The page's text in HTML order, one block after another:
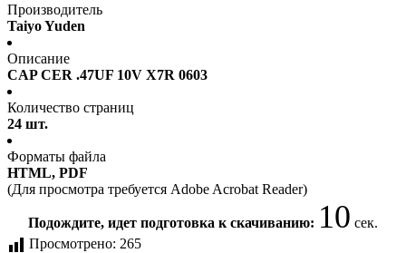
Производитель
Taiyo Yuden
Описание
CAP CER .47UF 10V X7R 0603
Количество страниц
24 шт.
Форматы файла
HTML, PDF
(Для просмотра требуется Adobe Acrobat Reader)
Подождите, идет подготовка к скачиванию: 10 сек.
Просмотрено: 265